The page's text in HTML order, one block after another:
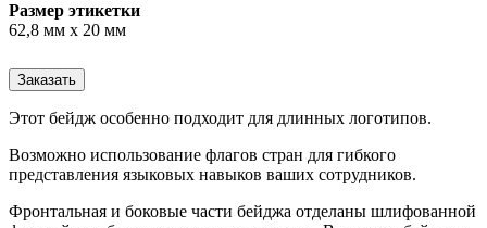
Размер этикетки
62,8 мм x 20 мм
Заказать
Этот бейдж особенно подходит для длинных логотипов.
Возможно использование флагов стран для гибкого
представления языковых навыков ваших сотрудников.
Фронтальная и боковые части бейджа отделаны шлифованной